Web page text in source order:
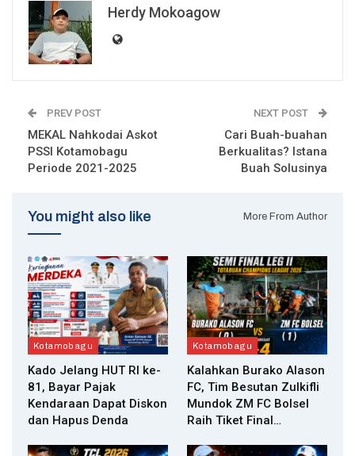
Herdy Mokoagow
PREV POST
MEKAL Nahkodai Askot
PSSI Kotamobagu
Periode 2021-2025
NEXT POST
Cari Buah-buahan
Berkualitas? Istana
Buah Solusinya
You might also like More From Author
Kotamobagu
Kado Jelang HUT RI ke-
81, Bayar Pajak
Kendaraan Dapat Diskon
dan Hapus Denda
Kotamobagu
Kalahkan Burako Alason
FC, Tim Besutan Zulkifli
Mundok ZM FC Bolsel
Raih Tiket Final…